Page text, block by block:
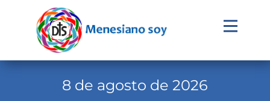
Evangelio
8 de agosto de 2026